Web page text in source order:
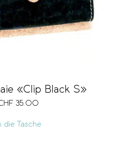
«Clip Black S»
35.00
die Tasche